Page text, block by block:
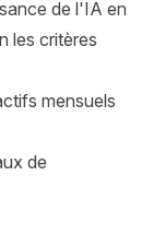
de l'IA en
les critères
mensuels
de